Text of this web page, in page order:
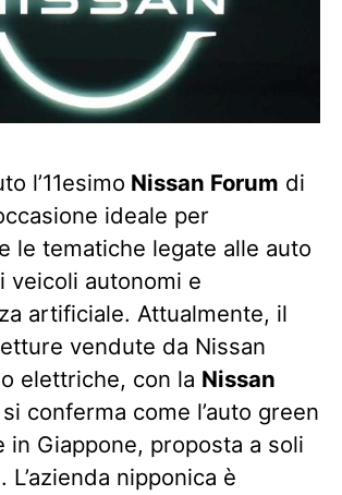
l’11esimo Nissan Forum di
ideale per
le tematiche legate alle auto
veicoli autonomi e
artificiale. Attualmente, il
vendute da Nissan
elettriche, con la Nissan
conferma come l’auto green
in Giappone, proposta a soli
L’azienda nipponica è